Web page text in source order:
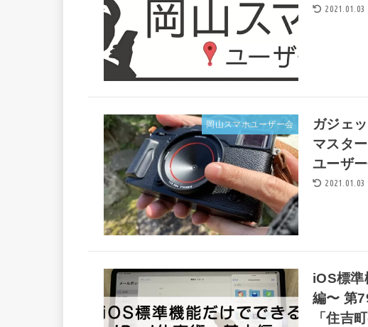
2021.01.03
岡山スマホユーザー会
ガジェ
マスタ
ユーザ
2021.01.03
iOS標準
編〜 第
「住吉